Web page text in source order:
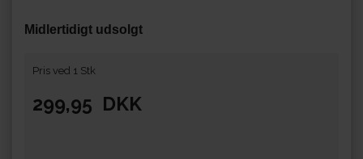
Midlertidigt udsolgt
Pris ved 1 Stk
299,95 DKK